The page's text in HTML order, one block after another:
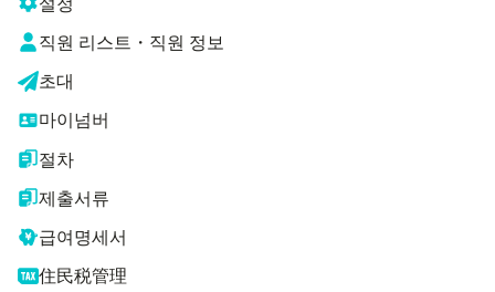
직원 리스트・직원 정보
초대
마이넘버
절차
제출서류
급여명세서
住民税管理